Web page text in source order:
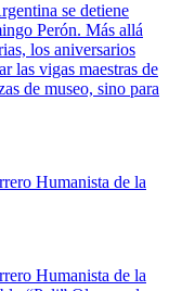
se detiene
Perón. Más allá
los aniversarios
las vigas maestras de
de museo, sino para
Humanista de la
Humanista de la